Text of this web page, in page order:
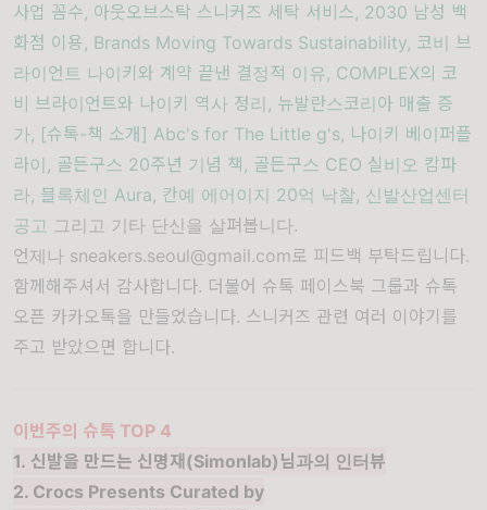
사업 꼼수, 아웃오브스탁 스니커즈 세탁 서비스, 2030 남성 백
화점 이용, Brands Moving Towards Sustainability, 코비 브
라이언트 나이키와 계약 끝낸 결정적 이유, COMPLEX의 코
비 브라이언트와 나이키 역사 정리, 뉴발란스코리아 매출 증
가, [슈톡-책 소개] Abc's for The Little g's, 나이키 베이퍼플
라이, 골든구스 20주년 기념 책, 골든구스 CEO 실비오 캄파
라, 블록체인 Aura, 칸예 에어이지 20억 낙찰, 신발산업센터
공고 그리고 기타 단신을 살펴봅니다.
언제나 sneakers.seoul@gmail.com로 피드백 부탁드립니다.
함께해주셔서 감사합니다. 더불어 슈톡 페이스북 그룹과 슈톡
오픈 카카오톡을 만들었습니다. 스니커즈 관련 여러 이야기를
주고 받았으면 합니다.
이번주의 슈톡 TOP 4
1. 신발을 만드는 신명재(Simonlab)님과의 인터뷰
2. Crocs Presents Curated by